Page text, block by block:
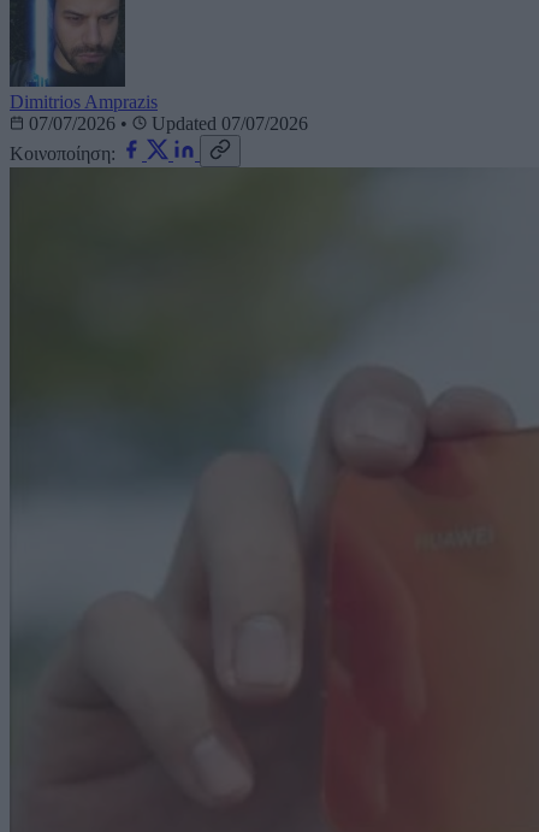
Dimitrios Amprazis
07/07/2026 •
Updated 07/07/2026
Κοινοποίηση: